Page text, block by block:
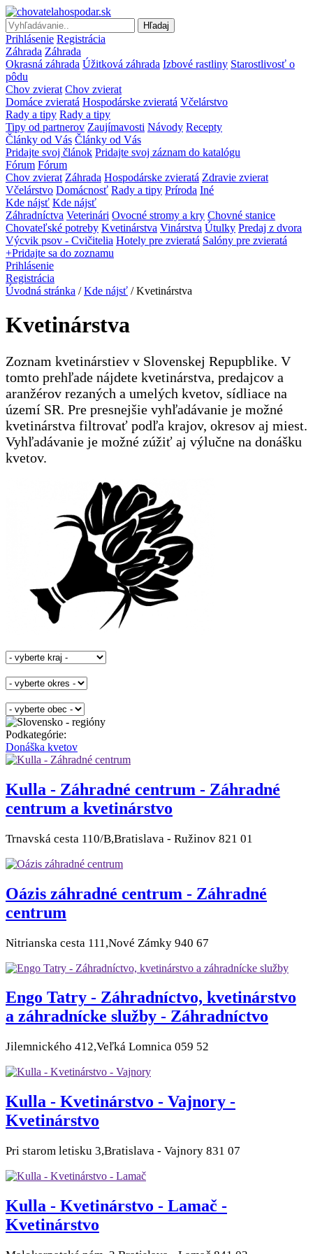
Hľadaj
Prihlásenie Registrácia
Záhrada Záhrada
Okrasná záhrada Úžitková záhrada Izbové rastliny Starostlivosť o
pôdu
Chov zvierat Chov zvierat
Domáce zvieratá Hospodárske zvieratá Včelárstvo
Rady a tipy Rady a tipy
Tipy od partnerov Zaujímavosti Návody Recepty
Články od Vás Články od Vás
Pridajte svoj článok Pridajte svoj záznam do katalógu
Fórum Fórum
Chov zvierat Záhrada Hospodárske zvieratá Zdravie zvierat
Včelárstvo Domácnosť Rady a tipy Príroda Iné
Kde nájsť Kde nájsť
Záhradníctva Veterinári Ovocné stromy a kry Chovné stanice
Chovateľské potreby Kvetinárstva Vinárstva Útulky Predaj z dvora
Výcvik psov - Cvičitelia Hotely pre zvieratá Salóny pre zvieratá
+Pridajte sa do zoznamu
Prihlásenie
Registrácia
Úvodná stránka / Kde nájsť / Kvetinárstva
Kvetinárstva
Zoznam kvetinárstiev v Slovenskej Repupblike. V
tomto prehľade nájdete kvetinárstva, predajcov a
aranžérov rezaných a umelých kvetov, sídliace na
území SR. Pre presnejšie vyhľadávanie je možné
kvetinárstva filtrovať podľa krajov, okresov aj miest.
Vyhľadávanie je možné zúžiť aj výlučne na donášku
kvetov.
Podkategórie:
Donáška kvetov
Kulla - Záhradné centrum - Záhradné
centrum a kvetinárstvo
Trnavská cesta 110/B,Bratislava - Ružinov 821 01
Oázis záhradné centrum - Záhradné
centrum
Nitrianska cesta 111,Nové Zámky 940 67
Engo Tatry - Záhradníctvo, kvetinárstvo
a záhradnícke služby - Záhradníctvo
Jilemnického 412,Veľká Lomnica 059 52
Kulla - Kvetinárstvo - Vajnory -
Kvetinárstvo
Pri starom letisku 3,Bratislava - Vajnory 831 07
Kulla - Kvetinárstvo - Lamač -
Kvetinárstvo